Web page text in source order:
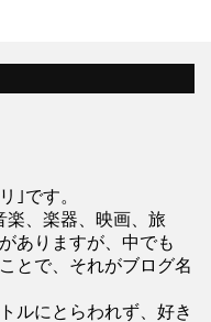
｣です。
楽、楽器、映画、旅
ありますが、中でも
とで、それがブログ名
ルにとらわれず、好き